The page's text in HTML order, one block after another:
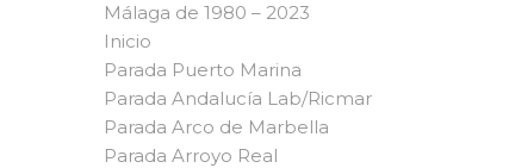
Málaga de 1980 – 2023
Inicio
Parada Puerto Marina
Parada Andalucía Lab/Ricmar
Parada Arco de Marbella
Parada Arroyo Real